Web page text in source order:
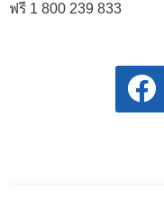
ฟรี 1 800 239 833